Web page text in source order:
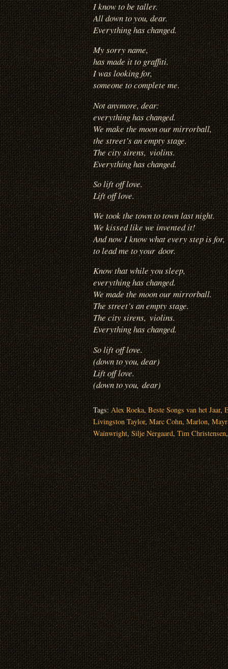
I know to be taller.
All down to you, dear.
Everything has changed.
My sorry name,
has made it to graffiti.
I was looking for,
someone to complete me.
Not anymore, dear:
everything has changed.
We make the moon our mirrorball,
the street’s an empty stage.
The city sirens,violins.
Everything has changed.
So lift off love.
Lift off love.
We took the town to town last night.
We kissed like we invented it!
And now I know what every step is for,
to lead me to your door.
Know that while you sleep,
everything has changed.
We made the moon our mirrorball.
The street’s an empty stage.
The city sirens,violins.
Everything has changed.
So lift off love.
(down to you, dear)
Lift off love.
(down to you, dear)
Tags:Alex Roeka,Beste Songs van het Jaar,
Livingston Taylor,Marc Cohn,Marlon,
Wainwright,Silje Nergaard,Tim Christensen